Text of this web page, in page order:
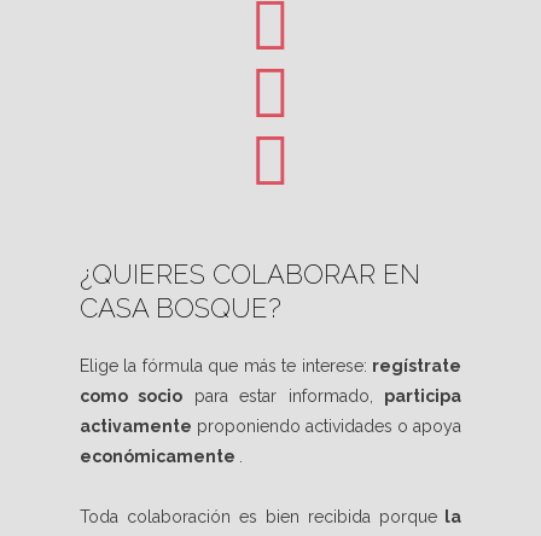
¿QUIERES COLABORAR EN
CASA BOSQUE?
Elige la fórmula que más te interese: regístrate
como socio para estar informado, participa
activamente proponiendo actividades o apoya
económicamente
Toda colaboración es bien recibida porque la